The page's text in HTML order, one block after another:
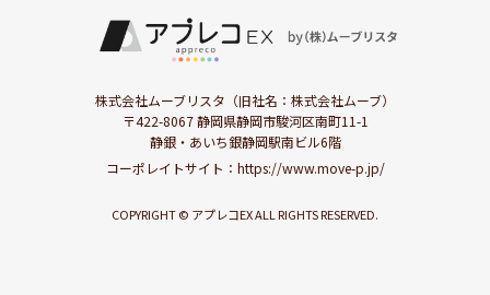
株式会社ムーブリスタ（旧社名：株式会社ムーブ）
〒422-8067 静岡県静岡市駿河区南町11-1
静銀・あいち銀静岡駅南ビル6階
コーポレイトサイト： https://www.move-p.jp/
COPYRIGHT © アプレコEX ALL RIGHTS RESERVED.